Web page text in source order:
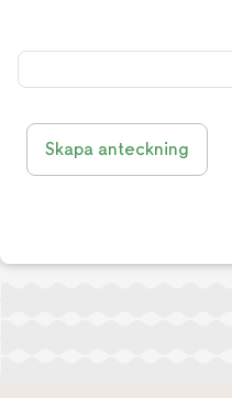
Skapa anteckning